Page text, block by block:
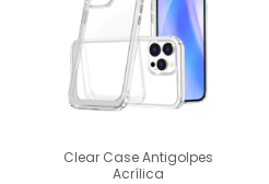
Clear Case Antigolpes
Acrílica